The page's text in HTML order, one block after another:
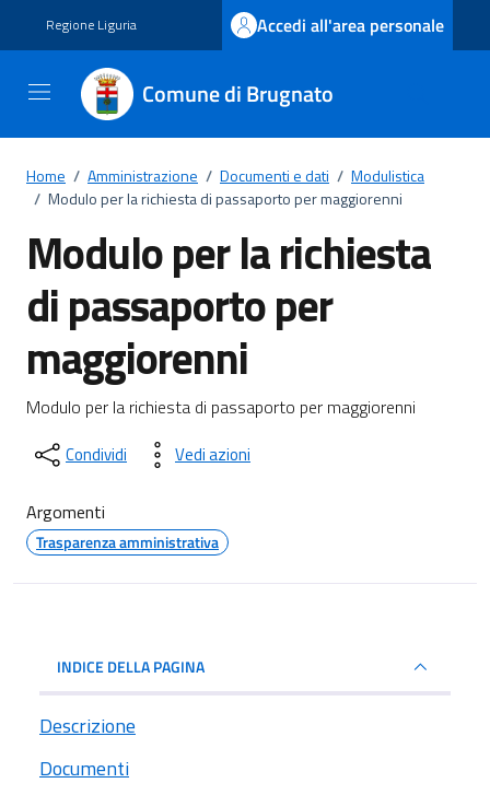
Regione Liguria Accedi all'area personale
Comune di Brugnato
Home / Amministrazione / Documenti e dati / Modulistica
/ Modulo per la richiesta di passaporto per maggiorenni
Modulo per la richiesta
di passaporto per
maggiorenni
Dettagli del documento
Modulo per la richiesta di passaporto per maggiorenni
Condividi Vedi azioni
Argomenti
Trasparenza amministrativa
INDICE DELLA PAGINA
Descrizione
Documenti